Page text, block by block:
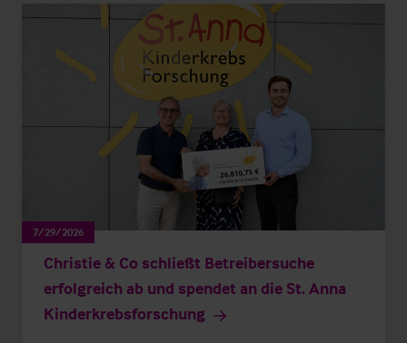
7/29/2026
Christie & Co schließt Betreibersuche
erfolgreich ab und spendet an die St. Anna
Kinderkrebsforschung